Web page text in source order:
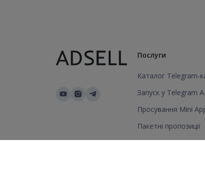
Послуги
Каталог Telegram-
Запуск у Telegram
Просування Mini
Пакетні пропозиції
Додати канал/групу